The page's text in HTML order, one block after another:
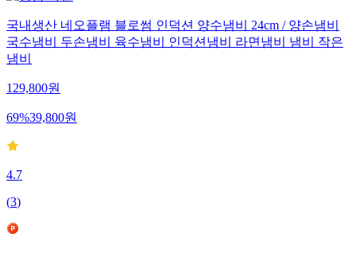
국내생산 네오플램 블로썸 인덕션 양수냄비 24cm / 양손냄비
국수냄비 두손냄비 육수냄비 인덕션냄비 라면냄비 냄비 작은
냄비
129,800원
69%39,800원
4.7
(3)